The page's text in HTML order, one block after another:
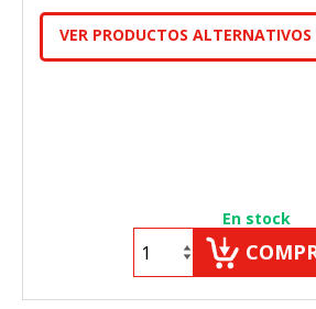
VER PRODUCTOS ALTERNATIVOS
En stock